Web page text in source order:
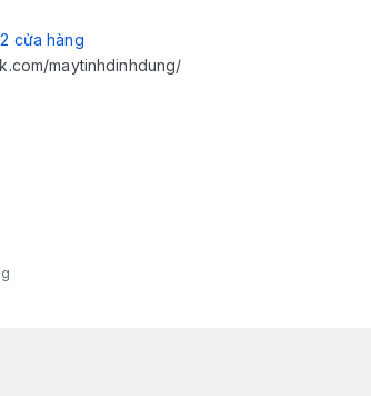
2 cửa hàng
maytinhdinhdung/